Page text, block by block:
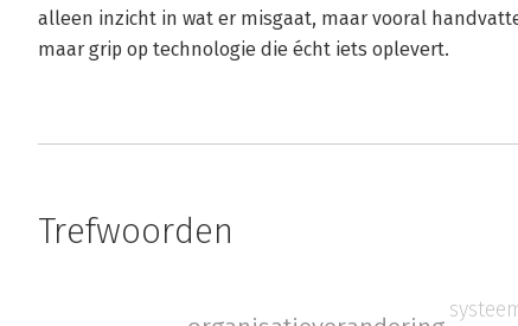
alleen inzicht in wat er misgaat, maar vooral
maar grip op technologie die écht iets oplevert.
Trefwoorden